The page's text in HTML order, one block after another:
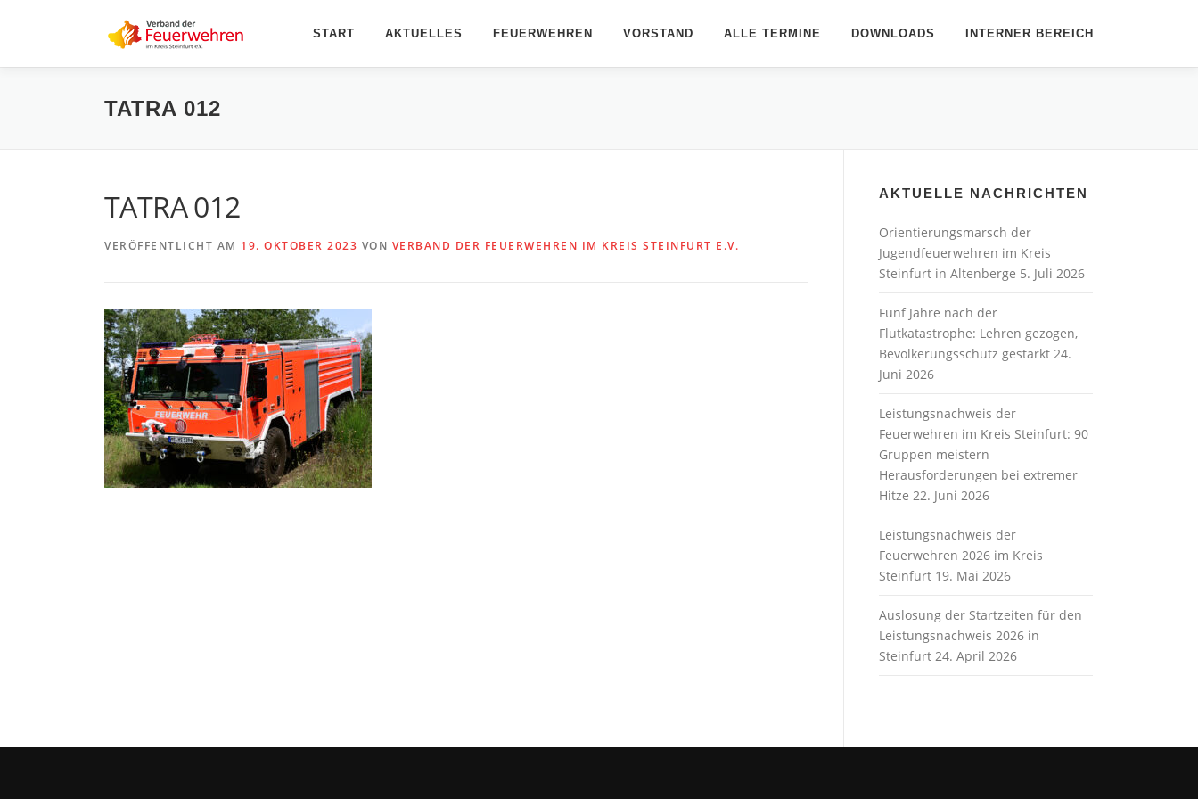
START AKTUELLES FEUERWEHREN VORSTAND ALLE TERMINE DOWNLOADS INTERNER BEREICH
TATRA 012
TATRA 012
VERÖFFENTLICHT AM 19. OKTOBER 2023 VON VERBAND DER FEUERWEHREN IM KREIS STEINFURT E.V.
AKTUELLE NACHRICHTEN
Orientierungsmarsch der
Jugendfeuerwehren im Kreis
Steinfurt in Altenberge 5. Juli 2026
Fünf Jahre nach der
Flutkatastrophe: Lehren gezogen,
Bevölkerungsschutz gestärkt 24.
Juni 2026
Leistungsnachweis der
Feuerwehren im Kreis Steinfurt: 90
Gruppen meistern
Herausforderungen bei extremer
Hitze 22. Juni 2026
Leistungsnachweis der
Feuerwehren 2026 im Kreis
Steinfurt 19. Mai 2026
Auslosung der Startzeiten für den
Leistungsnachweis 2026 in
Steinfurt 24. April 2026